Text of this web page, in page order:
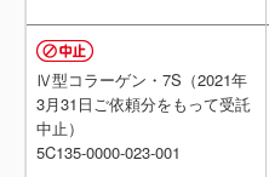
Ⅳ型コラーゲン・7S（2021年
3月31日ご依頼分をもって受託
中止）
5C135-0000-023-001
Ⅳ型コラーゲン・7S（2021年
3月31日ご依頼分をもって受託
中止）
5C135-0000-023-001